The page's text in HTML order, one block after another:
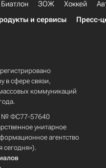
Биатлон ЗОЖ Хоккей
и сервисы Пресс-
в сфере связи,
коммуникаций
№ ФС77-57640
унитарное
агентство